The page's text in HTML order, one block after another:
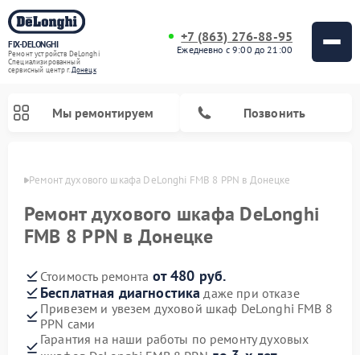
FIX-DELONGHI
Ремонт устройств DeLonghi
Специализированный
cервисный центр г.Донецк
+7 (863) 276-88-95
Ежедневно с 9:00 до 21:00
Мы ремонтируем Позвонить
Ремонт духового шкафа DeLonghi FMB 8 PPN в Донецке
Ремонт духового шкафа DeLonghi
FMB 8 PPN в Донецке
Стоимость ремонта от 480 руб.
Бесплатная диагностика даже при отказе
Привезем и увезем духовой шкаф DeLonghi FMB 8
PPN сами
Гарантия на наши работы по ремонту духовых